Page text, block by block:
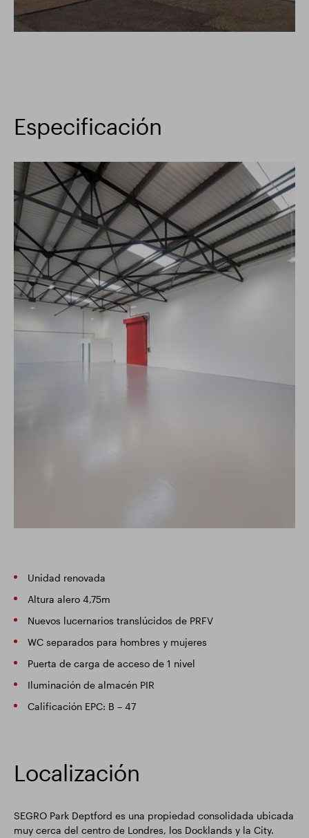
Especificación
Unidad renovada
Altura alero 4,75m
Nuevos lucernarios translúcidos de PRFV
WC separados para hombres y mujeres
Puerta de carga de acceso de 1 nivel
Iluminación de almacén PIR
Calificación EPC: B – 47
Localización
SEGRO Park Deptford es una propiedad consolidada ubicada
muy cerca del centro de Londres, los Docklands y la City.